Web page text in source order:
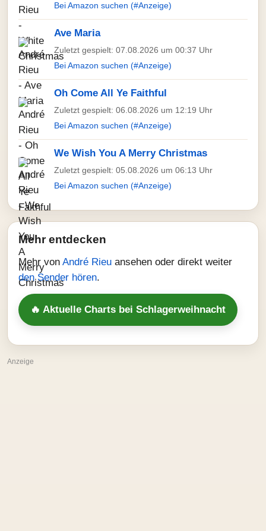
Bei Amazon suchen (#Anzeige)
Ave Maria
Zuletzt gespielt: 07.08.2026 um 00:37 Uhr
Bei Amazon suchen (#Anzeige)
Oh Come All Ye Faithful
Zuletzt gespielt: 06.08.2026 um 12:19 Uhr
Bei Amazon suchen (#Anzeige)
We Wish You A Merry Christmas
Zuletzt gespielt: 05.08.2026 um 06:13 Uhr
Bei Amazon suchen (#Anzeige)
Mehr entdecken
Mehr von André Rieu ansehen oder direkt weiter
den Sender hören.
🔥 Aktuelle Charts bei Schlagerweihnacht
Anzeige